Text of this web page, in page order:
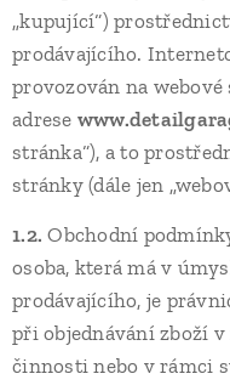
„kupující“)
prodávajícího.
provozován na
adrese
stránka“), a to
stránky (dále jen
1.2. Obchodní
osoba, která má v
prodávajícího, je
při objednávání zboží
činnosti nebo v rámci